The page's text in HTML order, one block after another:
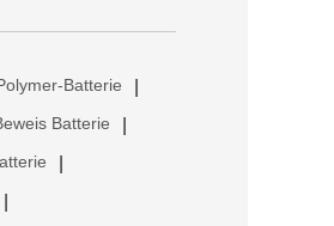
Batterie
Batterie